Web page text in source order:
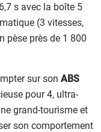
s avec la boîte 5
(3 vitesses,
pèse près de 1 800
sur son ABS
pour 4, ultra-
grand-tourisme et
son comportement